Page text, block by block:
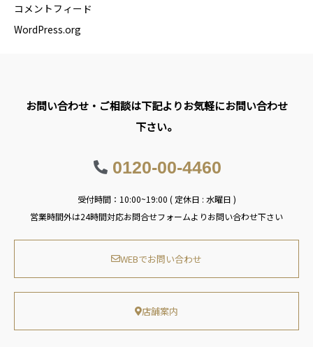
コメントフィード
WordPress.org
お問い合わせ・ご相談は下記よりお気軽にお問い合わせ
下さい。
0120-00-4460
受付時間：10:00~19:00 ( 定休日 : 水曜日 )
営業時間外は24時間対応お問合せフォームよりお問い合わせ下さい
WEBでお問い合わせ
店舗案内